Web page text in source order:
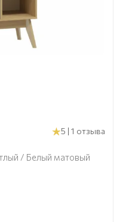
5 | 1 отзыва
/ Белый матовый